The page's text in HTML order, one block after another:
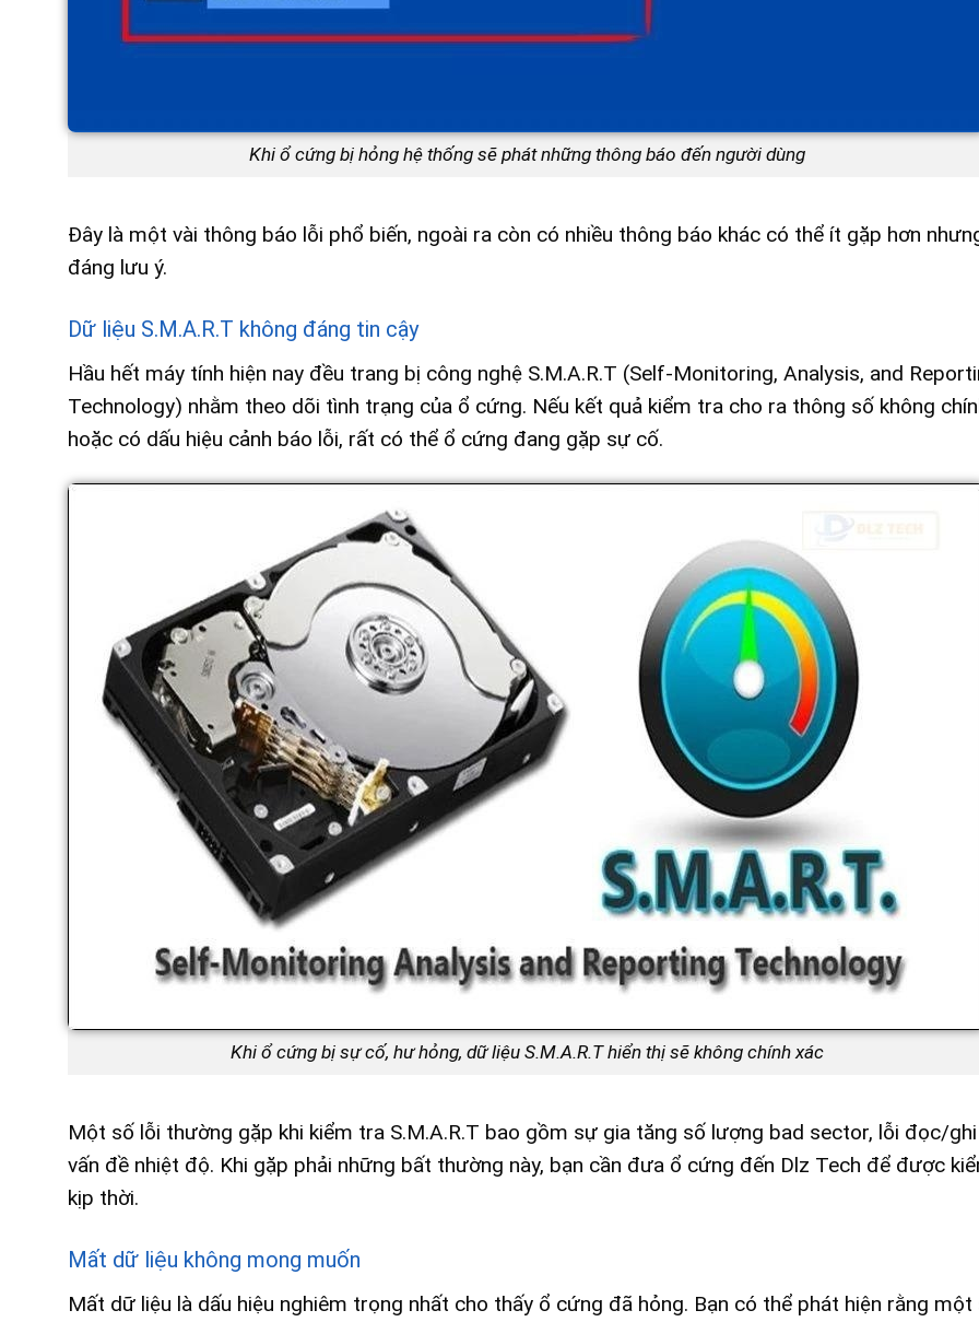
Khi ổ cứng bị hỏng hệ thống sẽ phát những thông báo đến người dùng
Đây là một vài thông báo lỗi phổ biến, ngoài ra còn có nhiều thông báo khác có thể ít gặp hơn
đáng lưu ý.
Dữ liệu S.M.A.R.T không đáng tin cậy
Hầu hết máy tính hiện nay đều trang bị công nghệ S.M.A.R.T (Self-Monitoring, Analysis, and
Technology) nhằm theo dõi tình trạng của ổ cứng. Nếu kết quả kiểm tra cho ra thông số không
hoặc có dấu hiệu cảnh báo lỗi, rất có thể ổ cứng đang gặp sự cố.
Khi ổ cứng bị sự cố, hư hỏng, dữ liệu S.M.A.R.T hiển thị sẽ không chính xác
Một số lỗi thường gặp khi kiểm tra S.M.A.R.T bao gồm sự gia tăng số lượng bad sector, lỗi đọc/
vấn đề nhiệt độ. Khi gặp phải những bất thường này, bạn cần đưa ổ cứng đến Dlz Tech để được
kịp thời.
Mất dữ liệu không mong muốn
Mất dữ liệu là dấu hiệu nghiêm trọng nhất cho thấy ổ cứng đã hỏng. Bạn có thể phát hiện rằng